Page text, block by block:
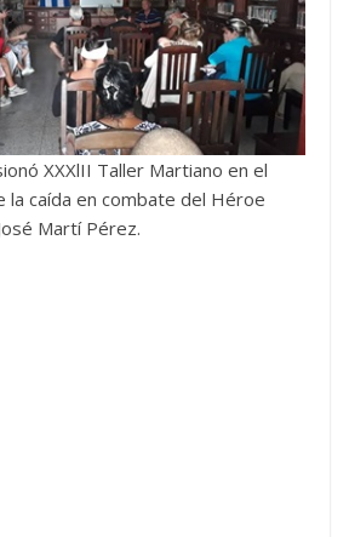
XXXlII Taller Martiano en el
la caída en combate del Héroe
Martí Pérez.